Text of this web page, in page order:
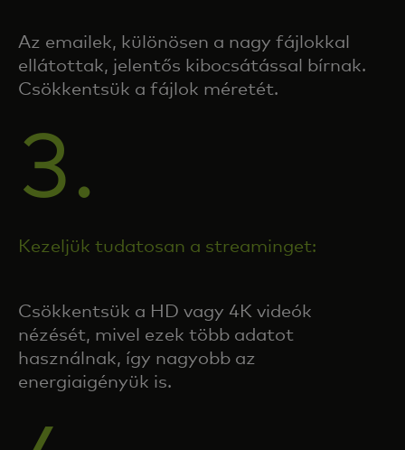
Az emailek, különösen a nagy fájlokkal
ellátottak, jelentős kibocsátással bírnak.
Csökkentsük a fájlok méretét.
3.
Kezeljük tudatosan a streaminget:
Csökkentsük a HD vagy 4K videók
nézését, mivel ezek több adatot
használnak, így nagyobb az
energiaigényük is.